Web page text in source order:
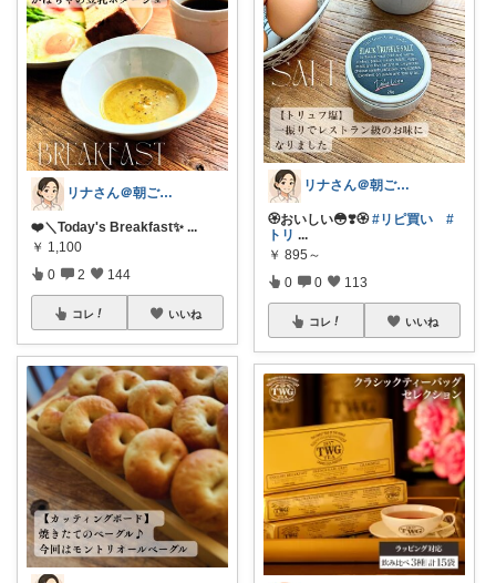
リナさん＠朝ごはん充実life🌿🕊️
❤️＼Today's Breakfast✨ ...
￥ 1,100
0 2 144
コレ いいね
リナさん＠朝ごはん充実life🌿🕊️
🏵️おいしい😳❣️🏵️#リピ買い
#
トリ ...
￥ 895～
0 0 113
コレ いいね